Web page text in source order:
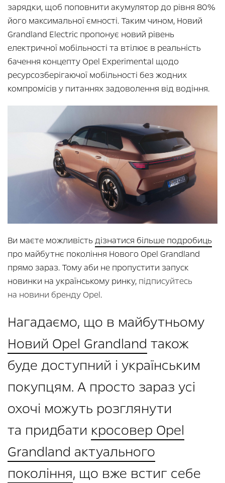
зарядки, щоб поповнити акумулятор до рівня 80%
його максимальної ємності. Таким чином, Новий
Grandland Electric пропонує новий рівень
електричної мобільності та втілює в реальність
бачення концепту Opel Experimental щодо
ресурсозберігаючої мобільності без жодних
компромісів у питаннях задоволення від водіння.
Ви маєте можливість дізнатися більше подробиць
про майбутнє покоління Нового Opel Grandland
прямо зараз. Тому аби не пропустити запуск
новинки на українському ринку, підписуйтесь
на новини бренду Opel.
Нагадаємо, що в майбутньому
Новий Opel Grandland також
буде доступний і українським
покупцям. А просто зараз усі
охочі можуть розглянути
та придбати кросовер Opel
Grandland актуального
покоління, що вже встиг себе